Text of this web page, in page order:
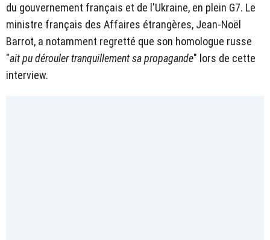
du gouvernement français et de l'Ukraine, en plein G7. Le
ministre français des Affaires étrangères, Jean-Noël
Barrot, a notamment regretté que son homologue russe
"ait pu dérouler tranquillement sa propagande" lors de cette
interview.